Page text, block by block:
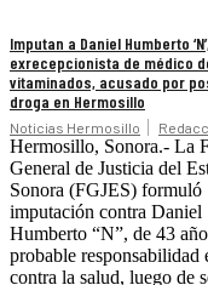
Imputan a Daniel Humberto
exrecepcionista de médico
vitaminados, acusado por
droga en Hermosillo
Noticias Hermosillo
Hermosillo, Sonora.- La
General de Justicia del
Sonora (FGJES) formuló
imputación contra Daniel
Humberto “N”, de 43
probable responsabilidad
contra la salud, luego de